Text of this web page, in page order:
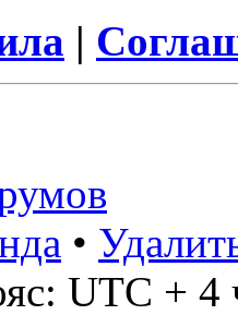
|
•
UTC + 4